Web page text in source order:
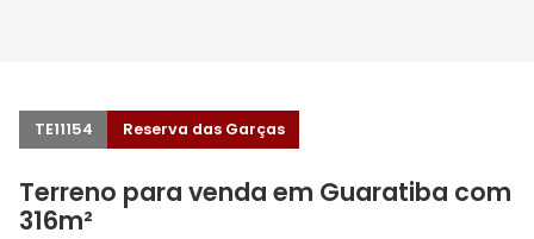
TE11154 Reserva das Garças
Terreno para venda em Guaratiba com
316m²